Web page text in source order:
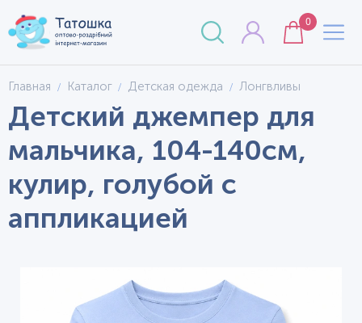
0
Главная Каталог Детская одежда Лонгвливы
Детский джемпер для
мальчика, 104-140см,
кулир, голубой с
аппликацией